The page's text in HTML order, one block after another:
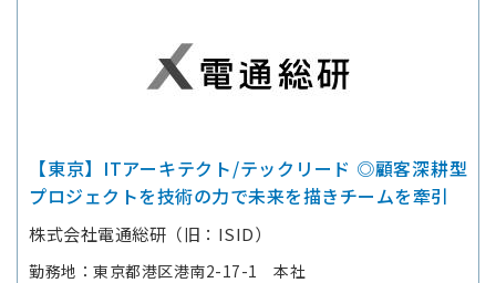
【東京】ITアーキテクト/テックリード ◎顧客深耕型
プロジェクトを技術の力で未来を描きチームを牽引
株式会社電通総研（旧：ISID）
勤務地
東京都港区港南2-17-1 本社